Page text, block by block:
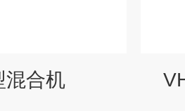
混合机